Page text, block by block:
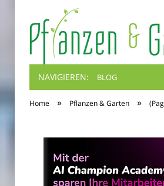
NAVIGIEREN: BLOG
Home » Pflanzen & Garten »